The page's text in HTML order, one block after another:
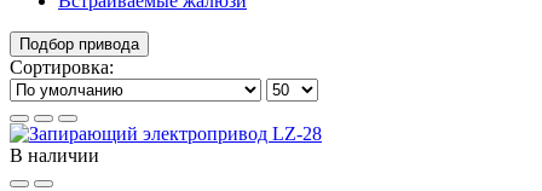
Подбор привода
Сортировка:
В наличии